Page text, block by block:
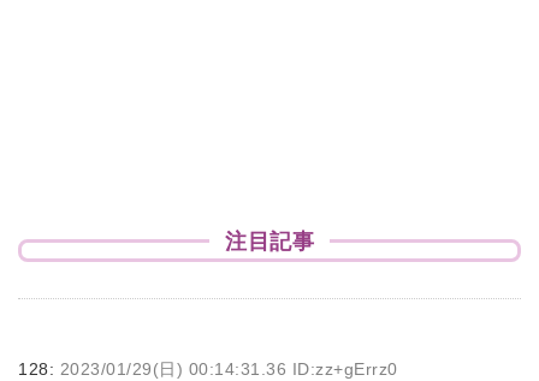
注目記事
128: 2023/01/29(日) 00:14:31.36 ID:zz+gErrz0